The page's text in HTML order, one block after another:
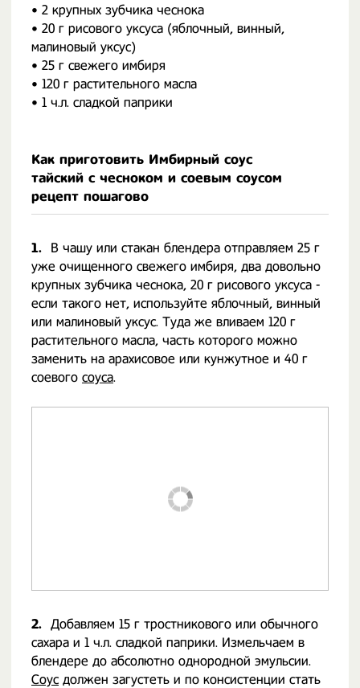
• 2 крупных зубчика чеснока
• 20 г рисового уксуса (яблочный, винный,
малиновый уксус)
• 25 г свежего имбиря
• 120 г растительного масла
• 1 ч.л. сладкой паприки
Как приготовить Имбирный соус
тайский с чесноком и соевым соусом
рецепт пошагово
1.
В чашу или стакан блендера отправляем 25 г
уже очищенного свежего имбиря, два довольно
крупных зубчика чеснока, 20 г рисового уксуса -
если такого нет, используйте яблочный, винный
или малиновый уксус. Туда же вливаем 120 г
растительного масла, часть которого можно
заменить на арахисовое или кунжутное и 40 г
соевого соуса.
2. Добавляем 15 г тростникового или обычного
сахара и 1 ч.л. сладкой паприки. Измельчаем в
блендере до абсолютно однородной эмульсии.
Соус должен загустеть и по консистенции стать